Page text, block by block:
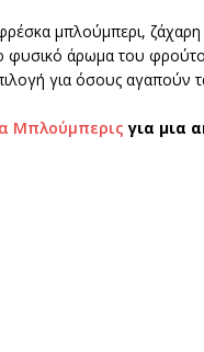
μπλούμπερι, ζάχαρη
φυσικό άρωμα του
για όσους αγαπούν
Μπλούμπερις για μια